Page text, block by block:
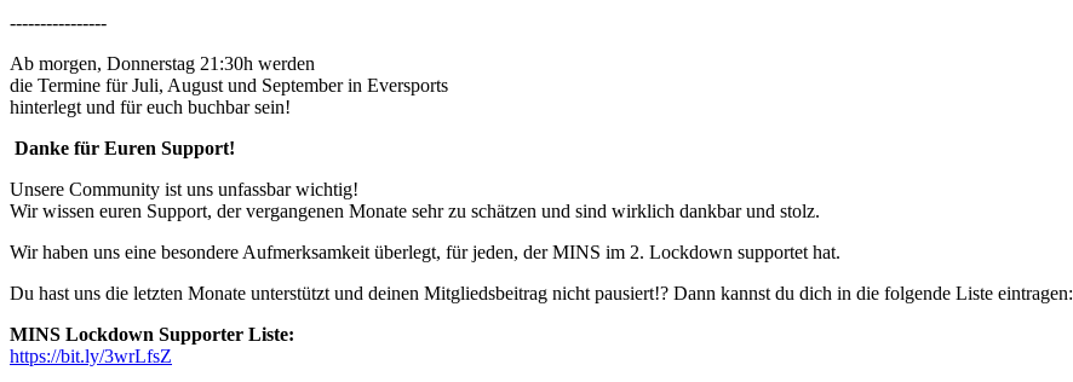
----------------
Ab morgen, Donnerstag 21:30h werden
die Termine für Juli, August und September in Eversports
hinterlegt und für euch buchbar sein!
Danke für Euren Support!
Unsere Community ist uns unfassbar wichtig!
Wir wissen euren Support, der vergangenen Monate sehr zu schätzen und sind wirklich dankbar und stolz.
Wir haben uns eine besondere Aufmerksamkeit überlegt, für jeden, der MINS im 2. Lockdown supportet hat.
Du hast uns die letzten Monate unterstützt und deinen Mitgliedsbeitrag nicht pausiert!? Dann kannst du dich in die folgende Liste eintragen:
MINS Lockdown Supporter Liste:
https://bit.ly/3wrLfsZ